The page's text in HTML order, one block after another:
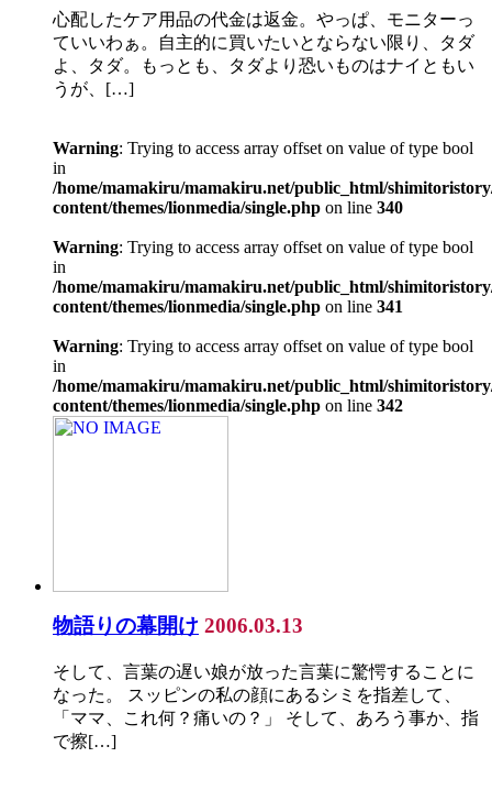
心配したケア用品の代金は返金。やっぱ、モニターっ
ていいわぁ。自主的に買いたいとならない限り、タダ
よ、タダ。もっとも、タダより恐いものはナイともい
うが、[…]
Warning: Trying to access array offset on value of type bool
in
/home/mamakiru/mamakiru.net/public_html/
content/themes/lionmedia/single.php on line 340
Warning: Trying to access array offset on value of type bool
in
/home/mamakiru/mamakiru.net/public_html/
content/themes/lionmedia/single.php on line 341
Warning: Trying to access array offset on value of type bool
in
/home/mamakiru/mamakiru.net/public_html/
content/themes/lionmedia/single.php on line 342
物語りの幕開け 2006.03.13
そして、言葉の遅い娘が放った言葉に驚愕することに
なった。 スッピンの私の顔にあるシミを指差して、
「ママ、これ何？痛いの？」 そして、あろう事か、指
で擦[…]